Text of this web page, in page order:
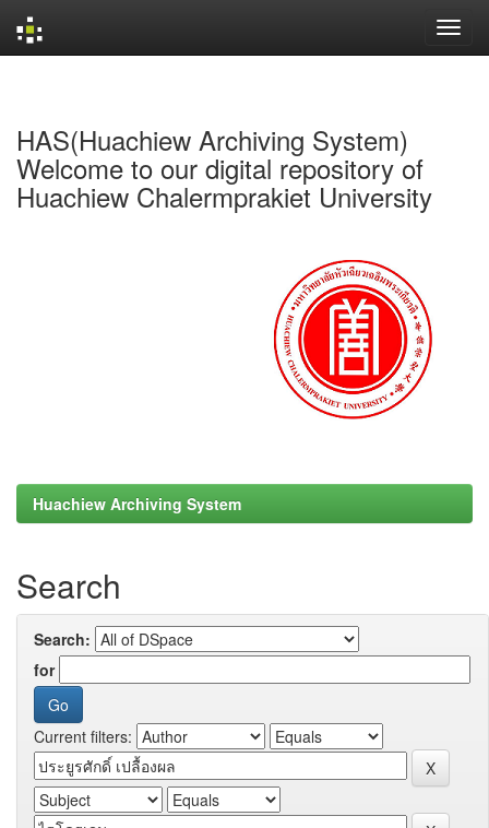
HAS(Huachiew Archiving System)
Welcome to our digital repository of
Huachiew Chalermprakiet University
Huachiew Archiving System
Search
Search:
for
Current filters: